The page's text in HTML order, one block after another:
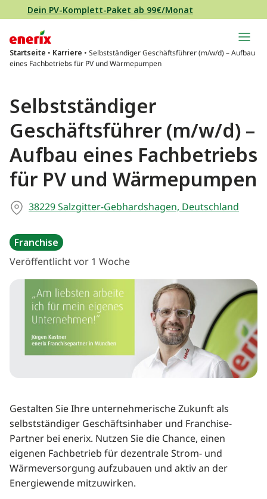
Direkt zum Inhalt wechseln
Dein PV-Komplett-Paket ab 99€/Monat
Hauptnavigation
Startseite • Karriere • Selbstständiger Geschäftsführer (m/w/d) – Aufbau
eines Fachbetriebs für PV und Wärmepumpen
Selbstständiger
Geschäftsführer (m/w/d) –
Aufbau eines Fachbetriebs
für PV und Wärmepumpen
38229 Salzgitter-Gebhardshagen, Deutschland
Franchise
Veröffentlicht vor 1 Woche
Gestalten Sie Ihre unternehmerische Zukunft als
selbstständiger Geschäftsinhaber und Franchise-
Partner bei enerix. Nutzen Sie die Chance, einen
eigenen Fachbetrieb für dezentrale Strom- und
Wärmeversorgung aufzubauen und aktiv an der
Energiewende mitzuwirken.